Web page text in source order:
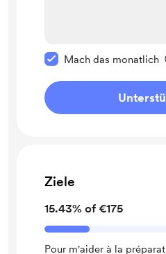
Mach das monatlich
Ziele
15.43% of €175
Pour m'aider à la